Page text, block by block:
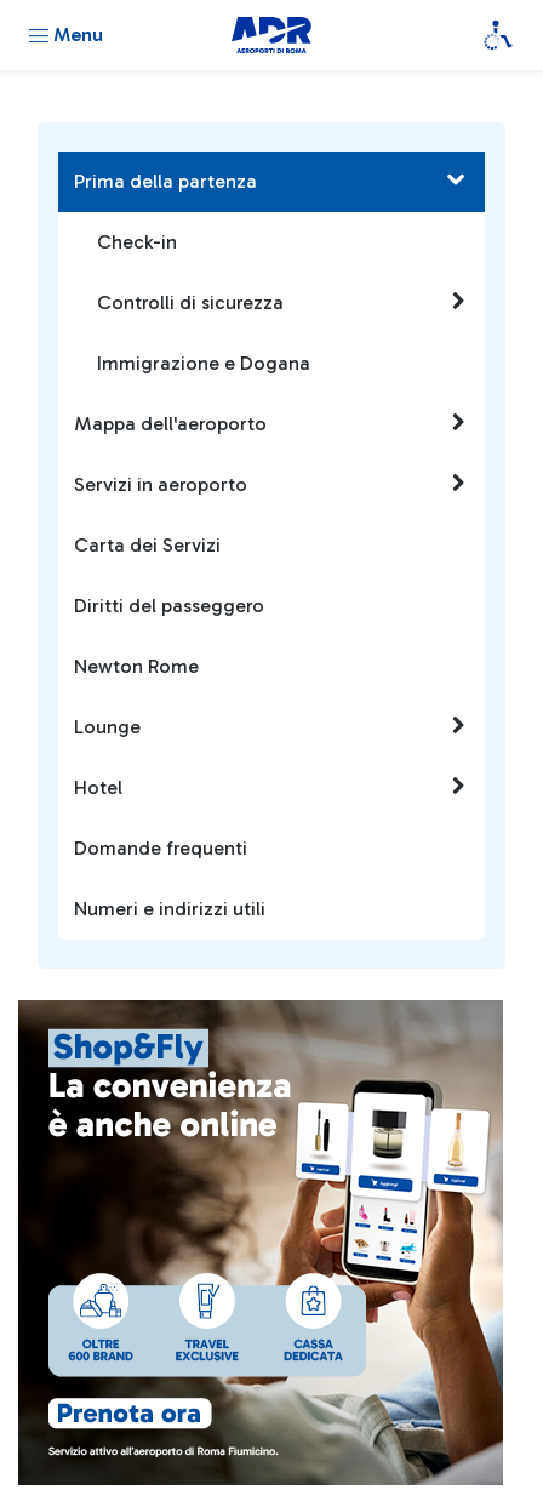
Menu
Prima della partenza
Check-in
Controlli di sicurezza
Immigrazione e Dogana
Mappa dell'aeroporto
Servizi in aeroporto
Carta dei Servizi
Diritti del passeggero
Newton Rome
Lounge
Hotel
Domande frequenti
Numeri e indirizzi utili